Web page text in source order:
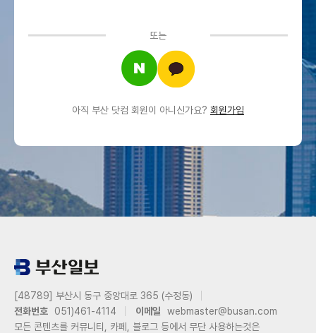
또는
아직 부산 닷컴 회원이 아니신가요? 회원가입
[48789] 부산시 동구 중앙대로 365 (수정동)
전화번호
051)461-4114 이메일
webmaster@busan.com
모든 콘텐츠를 커뮤니티, 카페, 블로그 등에서 무단 사용하는것은